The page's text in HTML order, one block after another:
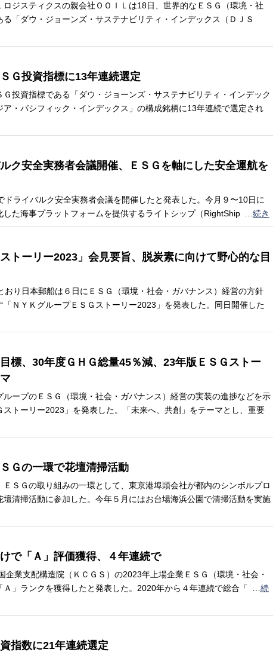
ジスティクスの親会社ＯＯＩＬは18日、世界的なＥＳＧ（環境・社
「ダウ・ジョーンズ・サステナビリティ・インデックス（ＤＪＳ
Ｇ投資指標に13年連続選定
投資指標である「ダウ・ジョーンズ・サステナビリティ・インデック
ア・パシフィック・インデックス」の構成銘柄に13年連続で選定され
ク安全実務者会議開催、ＥＳＧを軸にした安全運航を
ライバルク安全実務者会議を開催したと発表した。今月９〜10日に
た海事プラットフォームを提供するライトシップ（RightShip
続き
トーリー2023」会見要旨、脱炭素に向けて野心的な目
り日本郵船は６日にＥＳＧ（環境・社会・ガバナンス）経営の方針
「ＮＹＫグループＥＳＧストーリー2023」を発表した。同日開催した
標、30年度ＧＨＧ総量45％減、23年版ＥＳＧストー
ープのＥＳＧ（環境・社会・ガバナンス）経営の実装の進捗などを示
トーリー2023」を発表した。「未来へ、共創」をテーマとし、重要
Ｇの一環で花壇清掃活動
ＳＧの取り組みの一環として、東京港埠頭会社が都内のシンボルプロ
壇清掃活動に参加した。今年５月にはお台場海浜公園で清掃活動を実施
で「Ａ」評価獲得、４年連続で
業支配構造院（ＫＣＧＳ）の2023年上場企業ＥＳＧ（環境・社会・
」ランクを獲得したと発表した。2020年から４年連続で総合「
続
指数に21年連続選定